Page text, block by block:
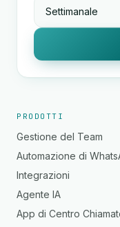
PRODOTTI
Gestione del Team
Automazione di
Integrazioni
Agente IA
App di Centro